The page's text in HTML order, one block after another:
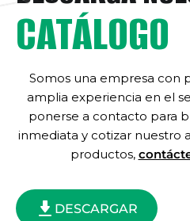
CATÁLOGO
Somos una empresa con
amplia experiencia en el
ponerse a contacto para
inmediata y cotizar nuestro
productos,
DESCARGAR